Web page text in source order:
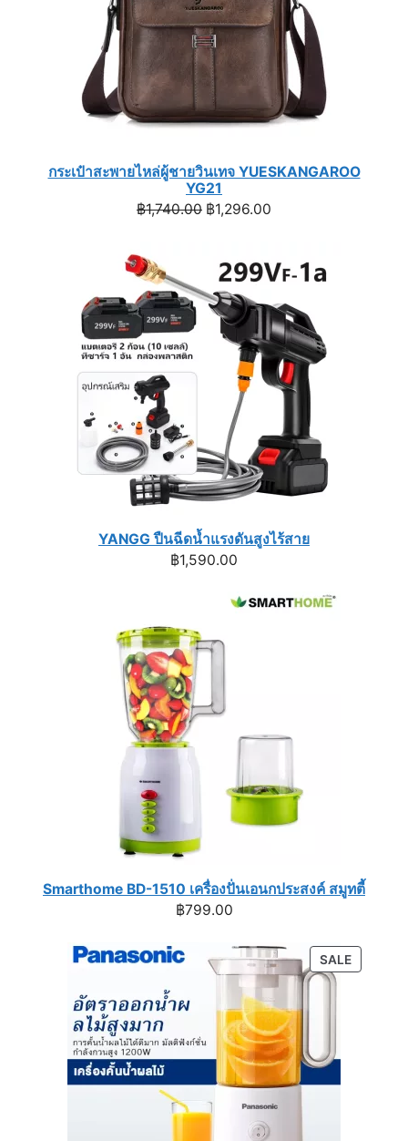
กระเป๋าสะพายไหล่ผู้ชายวินเทจ YUESKANGAROO
YG21
฿1,740.00 Original
฿1,740.00.
฿1,296.00
฿1,296.00.
YANGG ปืนฉีดน้ำแรงดันสูงไร้สาย
฿1,590.00
Smarthome BD-1510 เครื่องปั่นเอนกประสงค์ สมูทตี้
฿799.00
SALE
ON